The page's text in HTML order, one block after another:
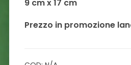
9 cm x17 cm
Prezzo in promozione